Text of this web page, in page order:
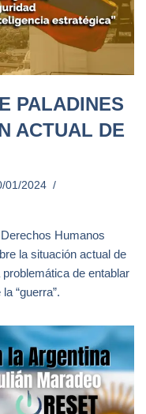
PALADINES
ACTUAL DE
01/2024
Humanos
la situación actual de
de entablar
“guerra”.